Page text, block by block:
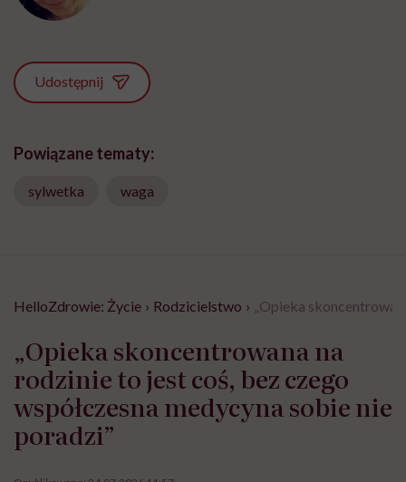
Udostępnij
Powiązane tematy:
sylwetka waga
HelloZdrowie: Życie › Rodzicielstwo › „Opieka
„Opieka skoncentrowana na
rodzinie to jest coś, bez czego
współczesna medycyna sobie nie
poradzi”